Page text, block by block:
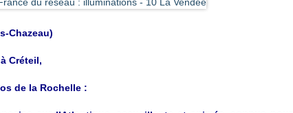
Chazeau)
Créteil,
de la Rochelle :